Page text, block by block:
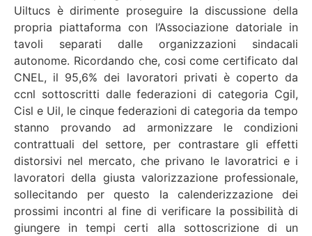
Uiltucs è dirimente proseguire la discussione della
propria piattaforma con l’Associazione datoriale in
tavoli separati dalle organizzazioni sindacali
autonome. Ricordando che, cosi come certificato dal
CNEL, il 95,6% dei lavoratori privati è coperto da
ccnl sottoscritti dalle federazioni di categoria Cgil,
Cisl e Uil, le cinque federazioni di categoria da tempo
stanno provando ad armonizzare le condizioni
contrattuali del settore, per contrastare gli effetti
distorsivi nel mercato, che privano le lavoratrici e i
lavoratori della giusta valorizzazione professionale,
sollecitando per questo la calenderizzazione dei
prossimi incontri al fine di verificare la possibilità di
giungere in tempi certi alla sottoscrizione di un